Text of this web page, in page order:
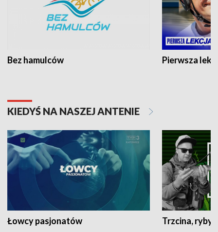
Bez hamulców Pierwsza
KIEDYŚ NA NASZEJ ANTENIE
Łowcy pasjonatów Trzcina, ryby